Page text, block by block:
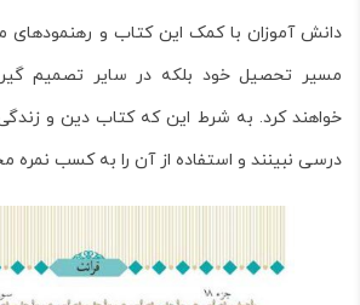
دانش آموزان با کمک این کتاب و رهنمودهای
مسیر تحصیل خود بلکه در سایر تصمیم
خواهند کرد. به شرط این که کتاب دین و
درسی نبینند و استفاده از آن را به کسب نمره